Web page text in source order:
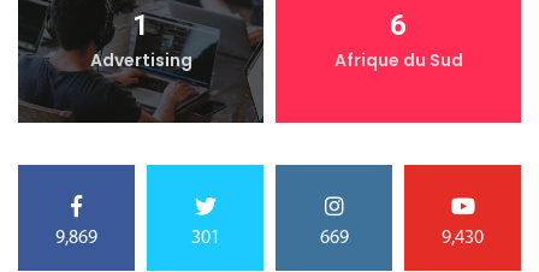
1
Advertising
6
Afrique du Sud
9,869 301 669 9,430